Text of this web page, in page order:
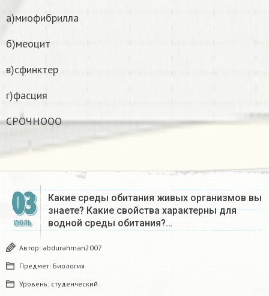
а)миофибрилла
б)меоцит
в)сфинктер
г)фасция
СРОЧНООО
03
ИЮЛЬ
Какие среды обитания живых организмов вы
знаете? Какие свойства характерны для
водной среды обитания?…
Автор: abdurahman2007
Предмет: Биология
Уровень: студенческий